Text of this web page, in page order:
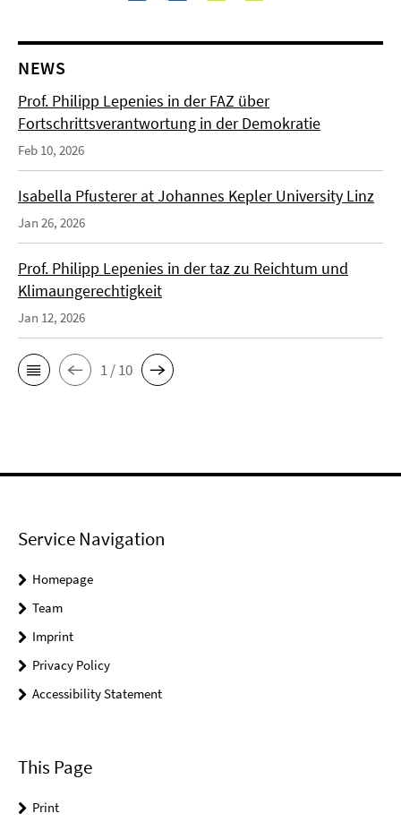
NEWS
Prof. Philipp Lepenies in der FAZ über
Fortschrittsverantwortung in der Demokratie
Feb 10, 2026
Isabella Pfusterer at Johannes Kepler University Linz
Jan 26, 2026
Prof. Philipp Lepenies in der taz zu Reichtum und
Klimaungerechtigkeit
Jan 12, 2026
1 / 10
Service Navigation
Homepage
Team
Imprint
Privacy Policy
Accessibility Statement
This Page
Print